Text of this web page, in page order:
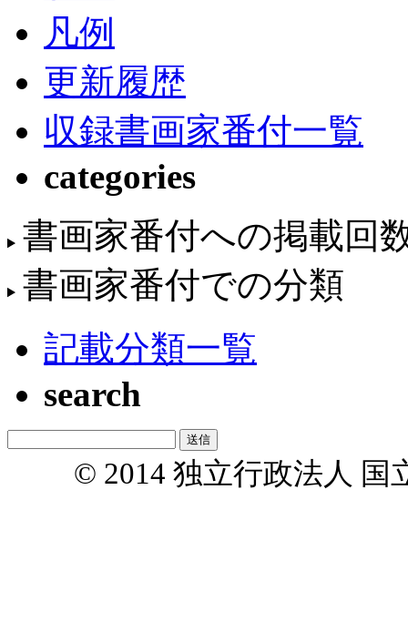
凡例
更新履歴
収録書画家番付一覧
categories
書画家番付への掲載回
書画家番付での分類
記載分類一覧
search
© 2014 独立行政法人 国